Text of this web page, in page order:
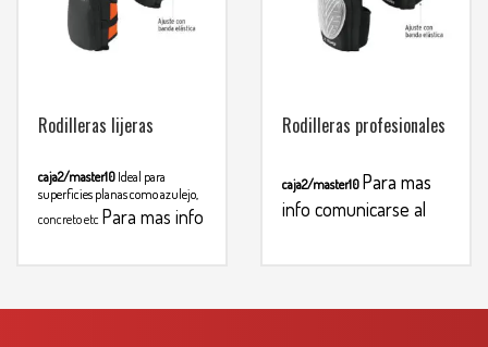
Rodilleras lijeras
caja2/master10 Ideal para
superficies planas como azulejo,
concreto etc Para mas info
Rodilleras profesionales
caja2/master10 Para mas
info comunicarse al